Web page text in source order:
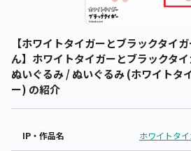
【ホワイトタイガーとブラックタイ
ん】ホワイトタイガーとブラックタ
ぬいぐるみ / ぬいぐるみ (ホワイトタ
ー) の紹介
IP・作品名 ホワイトタ